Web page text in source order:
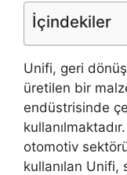
İçindekiler
Unifi, geri
üretilen bir
endüstrisinde
otomotiv
kullanılan